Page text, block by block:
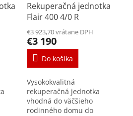
Rekuperačná jednotka
Flair 400 4/0 R
€3 923,70 vrátane DPH
€3 190
Do košíka
Vysokokvalitná
rekuperačná jednotka
vhodná do väčšieho
rodinného domu do